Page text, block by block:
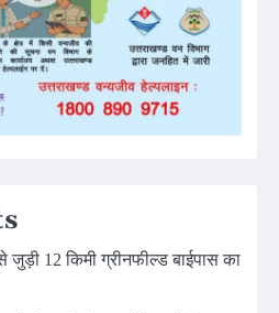
जुड़ी 12 किमी ग्रीनफील्ड बाईपास का